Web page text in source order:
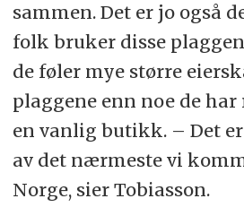
sammen. Det er jo også
folk bruker disse
de føler mye større
plaggene enn noe de har
en vanlig butikk. – Det
av det nærmeste vi
Norge, sier Tobiasson.